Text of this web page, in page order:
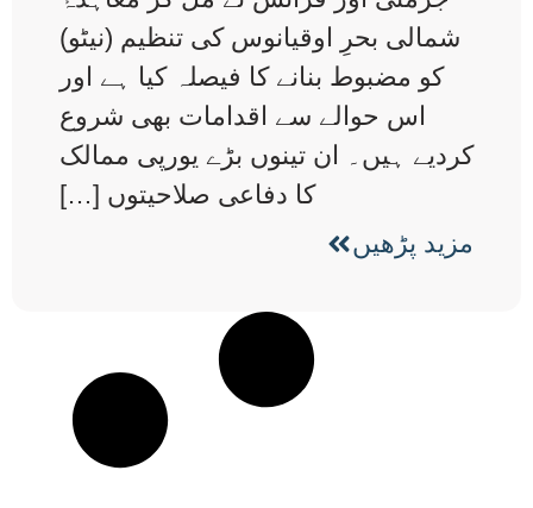
شمالی بحرِ اوقیانوس کی تنظیم (نیٹو)
کو مضبوط بنانے کا فیصلہ کیا ہے اور
اس حوالے سے اقدامات بھی شروع
کردیے ہیں۔ ان تینوں بڑے یورپی ممالک
کا دفاعی صلاحیتوں […]
مزید پڑھیں